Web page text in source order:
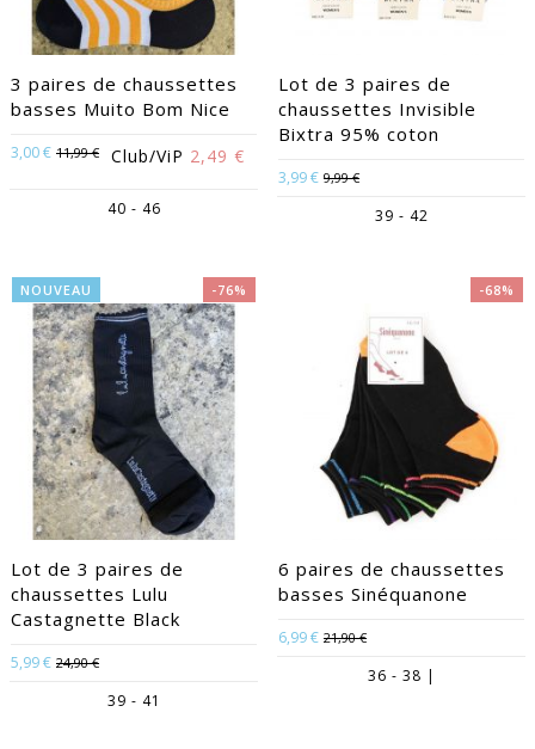
3 paires de chaussettes
basses Muito Bom Nice
3,00 € 11,99 € Club/ViP 2,49 €
40 - 46
Lot de 3 paires de
chaussettes Invisible
Bixtra 95% coton
3,99 € 9,99 €
39 - 42
NOUVEAU -76%
Lot de 3 paires de
chaussettes Lulu
Castagnette Black
5,99 € 24,90 €
39 - 41
-68%
6 paires de chaussettes
basses Sinéquanone
6,99 € 21,90 €
36 - 38 |